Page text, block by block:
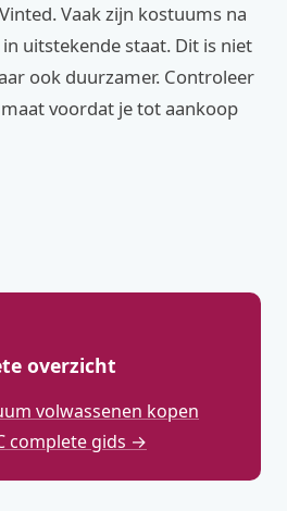
Vaak zijn kostuums na
uitstekende staat. Dit is niet
ook duurzamer. Controleer
voordat je tot aankoop
overzicht
volwassenen kopen
complete gids →